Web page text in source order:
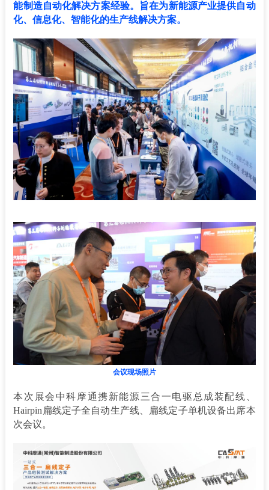
能制造自动化解决方案经验。旨在为新能源产业提供⾃动
化、信息化、智能化的⽣产线解决⽅案。
会议现场照片
本次展会中科摩通携新能源三合一电驱总成装配线、
Hairpin扁线定子全自动生产线、扁线定子单机设备出席本
次会议。